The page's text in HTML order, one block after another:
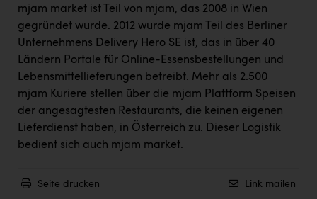
Dopgas
kunden basics
kontakt
mjam market ist Teil von mjam, das 2008 in Wien
gegründet wurde. 2012 wurde mjam Teil des Berliner
Unternehmens Delivery Hero SE ist, das in über 40
Ländern Portale für Online-Essensbestellungen und
Lebensmittellieferungen betreibt. Mehr als 2.500
mjam Kuriere stellen über die mjam Plattform Speisen
der angesagtesten Restaurants, die keinen eigenen
Lieferdienst haben, in Österreich zu. Dieser Logistik
bedient sich auch mjam market.
Seite drucken Link mailen